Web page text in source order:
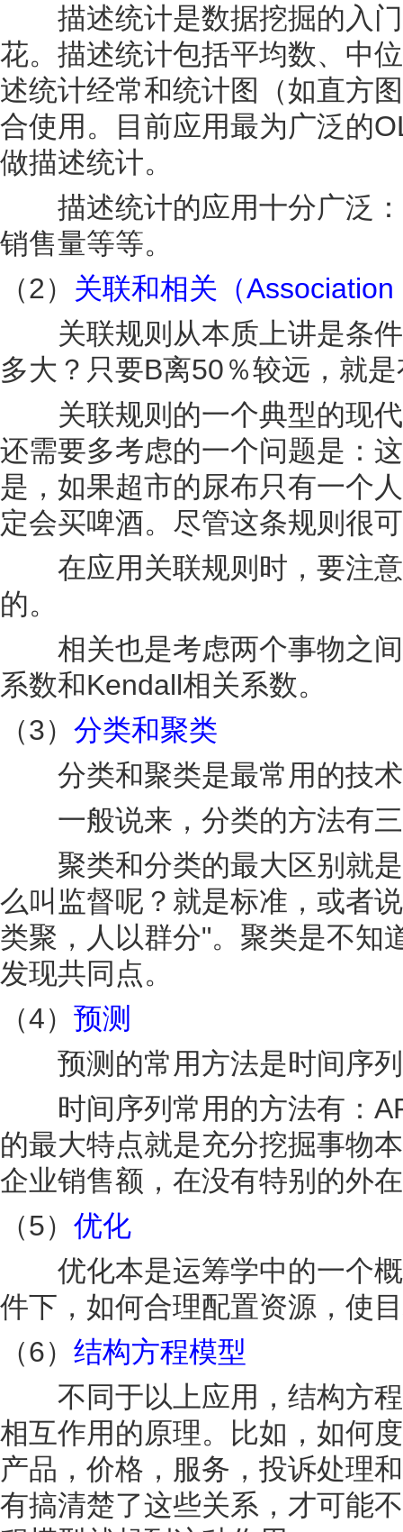
描述统计是数据挖掘的入门
花。描述统计包括平均数、中
述统计经常和统计图（如直方
合使用。目前应用最为广泛的
做描述统计。
描述统计的应用十分广泛：
销售量等等。
（2） 关联和相关（
关联规则从本质上讲是条件
多大？只要B离50％较远，就
关联规则的一个典型的现代
还需要多考虑的一个问题是：
是，如果超市的尿布只有一个
定会买啤酒。尽管这条规则很
在应用关联规则时，要注意
的。
相关也是考虑两个事物之间
系数和Kendall相关系数。
（3） 分类和聚类
分类和聚类是最常用的技
一般说来，分类的方法有三
聚类和分类的最大区别就是
么叫监督呢？就是标准，或者
类聚，人以群分"。聚类是不知
发现共同点。
（4） 预测
预测的常用方法是时间序列
时间序列常用的方法有：
的最大特点就是充分挖掘事物
企业销售额，在没有特别的外
（5） 优化
优化本是运筹学中的一个概
件下，如何合理配置资源，使
（6） 结构方程模型
不同于以上应用，结构方程
相互作用的原理。比如，如何
产品，价格，服务，投诉处理
有搞清楚了这些关系，才可能